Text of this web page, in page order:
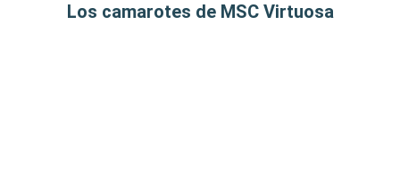
Los camarotes de MSC Virtuosa